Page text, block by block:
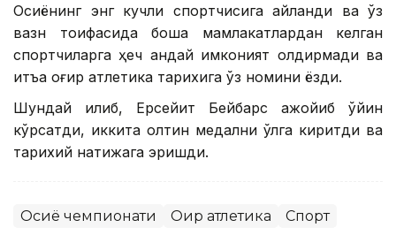
Осиёнинг энг кучли спортчисига айланди ва ўз
вазн тоифасида бошқа мамлакатлардан келган
спортчиларга ҳеч қандай имконият қолдирмади ва
қитъа оғир атлетика тарихига ўз номини ёзди.
Шундай қилиб, Ерсейит Бейбарс ажойиб ўйин
кўрсатди, иккита олтин медални қўлга киритди ва
тарихий натижага эришди.
Осиё чемпионати Оғир атлетика Спорт